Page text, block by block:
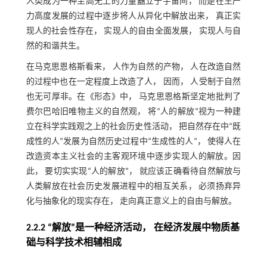
力高度发展的过程中逐步将人从异化中解放出来， 真正实
现人的社会性存在， 实现人的自由全面发展， 实现人与自
然的和谐共生。
在马克思恩格斯看来， 人作为自然的产物， 人在改造自然
的过程中也在一定程度上改造了人， 因而， 人受制于自然
也无可厚非。在《形态》中， 马克思恩格斯坚定地批判了
费尔巴哈旧唯物主义的自然观， 将“人的解放”视为一种建
立在科学实践观之上的社会历史性活动， 把自然存在中“既
成性的人”发展为自然历史过程中“生成性的人”， 使得人在
改造资本主义社会的主客观环境中逐步实现人的解放。因
此， 要切实实现“人的解放”， 就应该正确看待自然解放与
人类解放在社会历史发展进程中的相互关系， 必须扬弃异
化与抽象化的现实存在， 走向真正意义上的自由与解放。
2.2.2 “解放”是一种经济活动， 在经济发展中物质基
础与科学技术相辅相成